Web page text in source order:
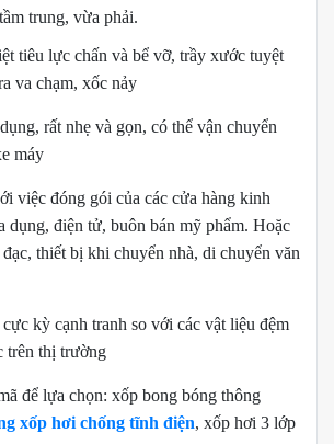
trung, vừa phải.
tiêu lực chấn và bể vỡ, trầy xước tuyệt
va chạm, xốc nảy
rất nhẹ và gọn, có thể vận chuyển
máy
việc đóng gói của các cửa hàng kinh
dụng, điện tử, buôn bán mỹ phẩm. Hoặc
thiết bị khi chuyển nhà, di chuyển văn
kỳ cạnh tranh so với các vật liệu đệm
trên thị trường
để lựa chọn: xốp bong bóng thông
xốp hơi chống tĩnh điện, xốp hơi 3 lớp